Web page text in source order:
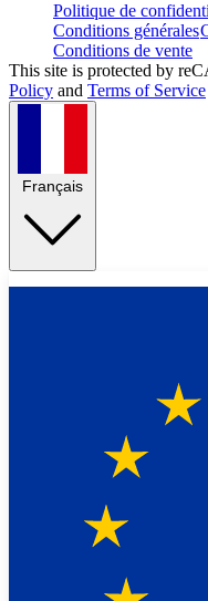
Politique de
Conditions générales
Conditions de vente
This site is protected by
Policy and Terms of Service
Français